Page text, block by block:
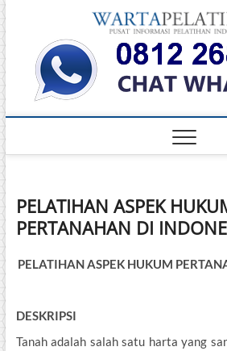
Skip
content
PELATIHAN ASPEK
PERTANAHAN DI
PELATIHAN ASPEK HUKUM
DESKRIPSI
Tanah adalah salah satu harta yang